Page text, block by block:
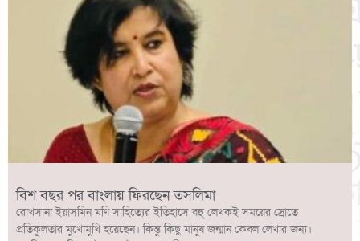
বিশ বছর পর বাংলায় ফিরছেন তসলিমা
রোখসানা ইয়াসমিন মণি সাহিত্যের ইতিহাসে বহু লেখকই সময়ের স্রোতে
প্রতিকূলতার মুখোমুখি হয়েছেন। কিন্তু কিছু মানুষ জন্মান কেবল লেখার জন্য।